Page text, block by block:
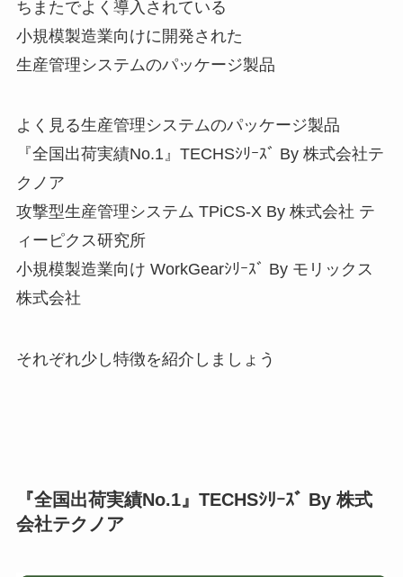
ちまたでよく導入されている
小規模製造業向けに開発された
生産管理システムのパッケージ製品
よく見る生産管理システムのパッケージ製品
『全国出荷実績No.1』TECHSｼﾘｰｽﾞ By 株式会社テ
クノア
攻撃型生産管理システム TPiCS-X By 株式会社 テ
ィーピクス研究所
小規模製造業向け WorkGearｼﾘｰｽﾞ By モリックス
株式会社
それぞれ少し特徴を紹介しましょう
『全国出荷実績No.1』TECHSｼﾘｰｽﾞ By 株式
会社テクノア